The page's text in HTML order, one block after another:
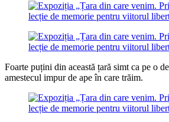
Foarte puțini din această țară simt ca pe o
amestecul impur de ape în care trăim.